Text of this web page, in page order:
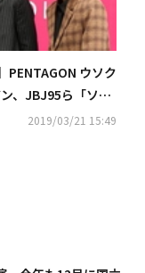
PENTAGON ウソク
、JBJ95ら「ソウ
ョンウィーク」に出
2019/03/21 15:49